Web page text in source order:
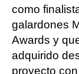
como
galardones
Awards y
adquirido
proyecto